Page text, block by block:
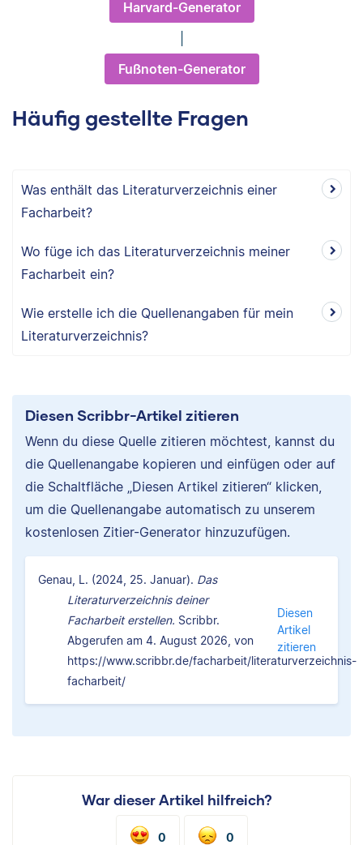
Harvard-Generator
Fußnoten-Generator
Häufig gestellte Fragen
Was enthält das Literaturverzeichnis einer
Facharbeit?
Wo füge ich das Literaturverzeichnis meiner
Facharbeit ein?
Wie erstelle ich die Quellenangaben für mein
Literaturverzeichnis?
Diesen Scribbr-Artikel zitieren
Wenn du diese Quelle zitieren möchtest, kannst du
die Quellenangabe kopieren und einfügen oder auf
die Schaltfläche „Diesen Artikel zitieren“ klicken,
um die Quellenangabe automatisch zu unserem
kostenlosen Zitier-Generator hinzuzufügen.
Genau, L. (2024, 25. Januar). Das
Literaturverzeichnis deiner
Facharbeit erstellen. Scribbr.
Abgerufen am 4. August 2026, von
https://www.scribbr.de/facharbeit/literaturverzeichnis-
facharbeit/
Diesen
Artikel
zitieren
War dieser Artikel hilfreich?
0 0